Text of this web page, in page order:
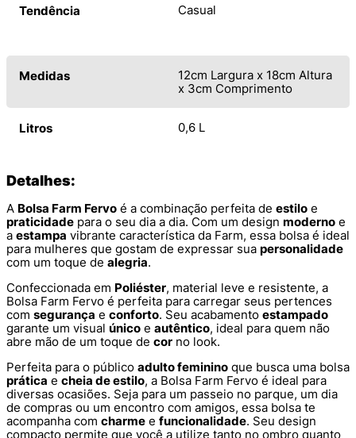
Tendência Casual
Medidas
12cm Largura x 18cm Altura
x 3cm Comprimento
Litros 0,6 L
Detalhes:
A Bolsa Farm Fervo é a combinação perfeita de estilo e
praticidade para o seu dia a dia. Com um design moderno e
a estampa vibrante característica da Farm, essa bolsa é ideal
para mulheres que gostam de expressar sua personalidade
com um toque de alegria.
Confeccionada em Poliéster, material leve e resistente, a
Bolsa Farm Fervo é perfeita para carregar seus pertences
com segurança e conforto. Seu acabamento estampado
garante um visual único e autêntico, ideal para quem não
abre mão de um toque de cor no look.
Perfeita para o público adulto feminino que busca uma bolsa
prática e cheia de estilo, a Bolsa Farm Fervo é ideal para
diversas ocasiões. Seja para um passeio no parque, um dia
de compras ou um encontro com amigos, essa bolsa te
acompanha com charme e funcionalidade. Seu design
compacto permite que você a utilize tanto no ombro quanto